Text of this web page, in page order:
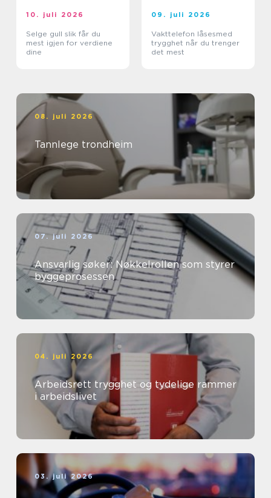
10. juli 2026
Selge gull slik får du
mest igjen for verdiene
dine
09. juli 2026
Vakttelefon låsesmed
trygghet når du trenger
det mest
08. juli 2026
Tannlege trondheim
07. juli 2026
Ansvarlig søker: Nøkkelrollen som styrer
byggeprosessen
04. juli 2026
Arbeidsrett trygghet og tydelige rammer
i arbeidslivet
03. juli 2026